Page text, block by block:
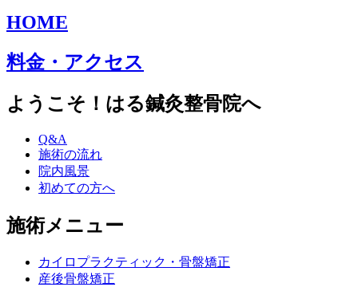
HOME
料金・アクセス
ようこそ！はる鍼灸整骨院へ
Q&A
施術の流れ
院内風景
初めての方へ
施術メニュー
カイロプラクティック・骨盤矯正
産後骨盤矯正